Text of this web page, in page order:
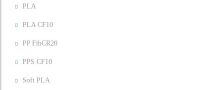
PLA
PLA CF10
PP FibCR20
PPS CF10
Soft PLA